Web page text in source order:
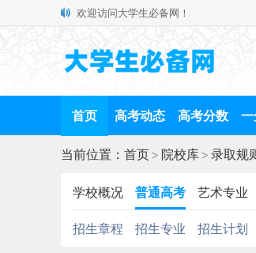
欢迎访问大学生必备网！
首页 高考动态 高考分数
当前位置： 首页> 院校库> 录取规
学校概况 普通高考 艺术专业
招生章程 招生专业 招生计划